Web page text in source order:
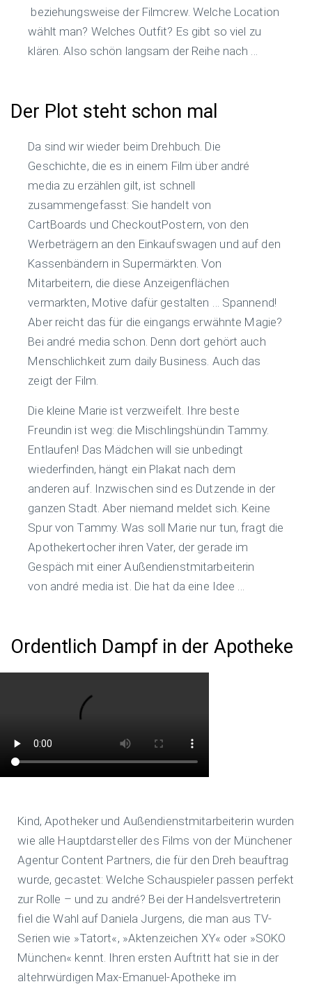
beziehungsweise der Filmcrew. Welche Location
wählt man? Welches Outfit? Es gibt so viel zu
klären. Also schön langsam der Reihe nach …
Der Plot steht schon mal
Da sind wir wieder beim Drehbuch. Die
Geschichte, die es in einem Film über andré
media zu erzählen gilt, ist schnell
zusammengefasst: Sie handelt von
CartBoards und CheckoutPostern, von den
Werbeträgern an den Einkaufswagen und auf den
Kassenbändern in Supermärkten. Von
Mitarbeitern, die diese Anzeigenflächen
vermarkten, Motive dafür gestalten … Spannend!
Aber reicht das für die eingangs erwähnte Magie?
Bei andré media schon. Denn dort gehört auch
Menschlichkeit zum daily Business. Auch das
zeigt der Film.
Die kleine Marie ist verzweifelt. Ihre beste
Freundin ist weg: die Mischlingshündin Tammy.
Entlaufen! Das Mädchen will sie unbedingt
wiederfinden, hängt ein Plakat nach dem
anderen auf. Inzwischen sind es Dutzende in der
ganzen Stadt. Aber niemand meldet sich. Keine
Spur von Tammy. Was soll Marie nur tun, fragt die
Apothekertocher ihren Vater, der gerade im
Gespäch mit einer Außendienstmitarbeiterin
von andré media ist. Die hat da eine Idee ...
Ordentlich Dampf in der Apotheke
Kind, Apotheker und Außendienstmitarbeiterin wurden
wie alle Hauptdarsteller des Films von der Münchener
Agentur Content Partners, die für den Dreh beauftrag
wurde, gecastet: Welche Schauspieler passen perfekt
zur Rolle – und zu andré? Bei der Handelsvertreterin
fiel die Wahl auf Daniela Jurgens, die man aus TV-
Serien wie »Tatort«, »Aktenzeichen XY« oder »SOKO
München« kennt. Ihren ersten Auftritt hat sie in der
altehrwürdigen Max-Emanuel-Apotheke im